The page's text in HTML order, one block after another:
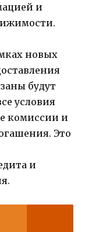
и
новых
будут
условия
комиссии и
Это
и